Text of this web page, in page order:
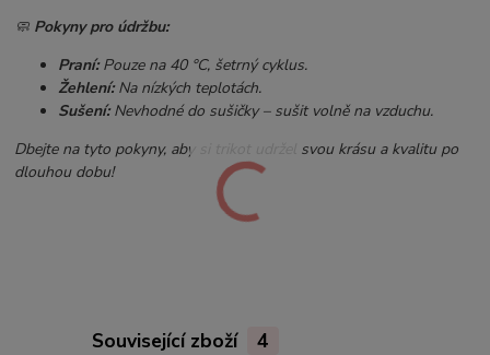
🧼 Pokyny pro údržbu:
Praní:Pouze na 40 °C, šetrný cyklus.
Žehlení:Na nízkých teplotách.
Sušení:Nevhodné do sušičky – sušit volně na vzduchu.
Dbejte na tyto pokyny, aby si trikot udržel svou krásu a kvalitu po
dlouhou dobu!
Související zboží 4